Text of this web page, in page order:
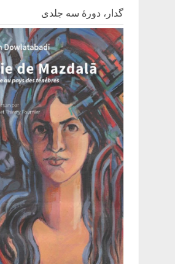
گدار، دورۀ سه جلدی